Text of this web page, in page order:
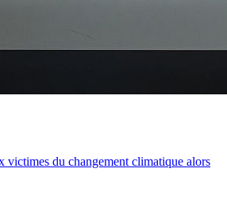
victimes du changement climatique alors